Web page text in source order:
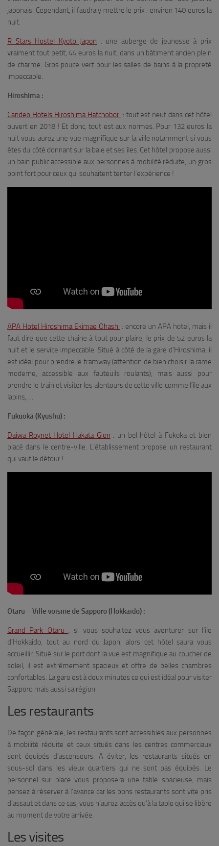
japonais. Cependant, il faudra y mettre le prix : environ 140 euros la
nuit.
R Stars Hostel Kyoto Japon : une auberge de jeunesse à prix
vraiment tout petit, 44 euros la nuit, dans un bâtiment ancien plein
de charme. Gros pouce vert pour les salles de bains à la propreté
impeccable.
Hiroshima :
Candeo Hotels Hiroshima Hatchobori : tout est neuf dans cet hôtel
ouvert en 2018 ! Et donc, tout est aux normes. Pour 132 euros la
nuit vous aurez une vue magnifique sur la ville notamment si vous
êtes du côté donnant sur la baie et ses îles. Cet hôtel propose aussi
un bain public accessible aux personnes à mobilité réduite, un gros
point fort pour ceux qui souhaitent tenter l’expérience !
APA Hotel Hiroshima Ekimae Ohashi : encore un APA hotel, mais il
faut dire que cette chaîne à tout pour plaire, le prix de 52 euros la
nuit et le service impeccable. Situé à côté de la gare d’Hiroshima, il
est idéal pour prendre le tramway (attention de bien choisir la rame
moderne, accessible aux fauteuils roulants), mais aussi pour
prendre le train et visiter les alentours de cette ville comme l’île aux
lapins,….
Fukuoka (Kyushu) :
Daiwa Roynet Hotel Hakata Gion : un bel hôtel à Fukoka et bien
placé dans le centre-ville. L’établissement propose un restaurant
qui vaut le détour !
Otaru – Ville voisine de Sapporo (Hokkaido) :
Grand Park Otaru : si vous souhaitez vous aventurer sur l’île
d’Hokkaido, tout au nord du Japon, alors cet hôtel saura vous
accueillir. Situé sur le port dont la vue est magnifique au coucher de
soleil, il est extrêmement spacieux et offre de belles chambres
confortables. La gare est à deux minutes ce qui est idéal pour visiter
Sapporo mais aussi sa région.
Les restaurants
De façon générale, les restaurants sont accessibles aux personnes
à mobilité réduite et ceux situés dans les centres commerciaux
sont équipés d’ascenseurs. A éviter, les restaurants situés en
sous-sol dans les vieux quartiers qui ne sont pas équipés. Le
personnel sur place vous proposera une table spacieuse, mais
pensez à réserver à l’avance car les bons restaurants sont vite pris
d’assaut et dans ce cas, vous n’aurez accès qu’à la table qui se libère
au moment de votre arrivée.
Les visites